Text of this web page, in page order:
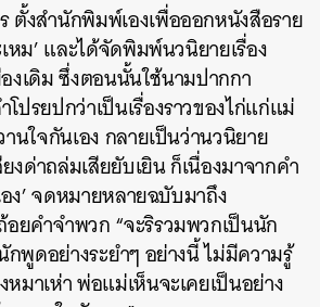
ตั้งสำนักพิมพ์เองเพื่อออกหนังสือราย
ม’ และได้จัดพิมพ์นวนิยายเรื่อง
งเดิม ซึ่งตอนนั้นใช้นามปากกา
รยปกว่าเป็นเรื่องราวของไก่แก่แม่
ใจกันเอง กลายเป็นว่านวนิยาย
งด่าถล่มเสียยับเยิน ก็เนื่องมาจากคำ
ง’ จดหมายหลายฉบับมาถึง
ยคำจำพวก “จะริรวมพวกเป็นนัก
พูดอย่างระยำๆ อย่างนี้ ไม่มีความรู้
มาเห่า พ่อแม่เห็นจะเคยเป็นอย่าง